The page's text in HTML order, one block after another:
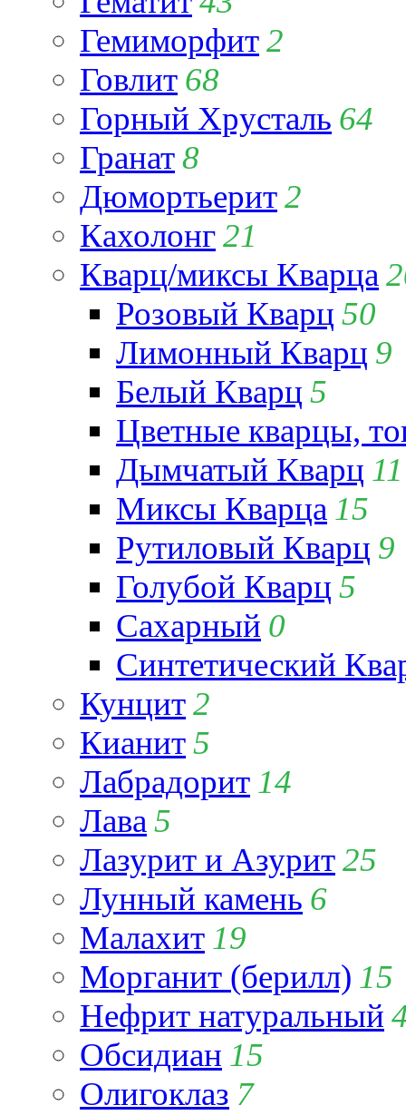
Гемиморфит2
Говлит 68
Горный Хрусталь 64
Гранат8
Дюмортьерит2
Кахолонг21
Кварц/миксы Кварца
Розовый Кварц 50
Лимонный Кварц 9
Белый Кварц 5
Цветные кварцы,
Дымчатый Кварц 11
Миксы Кварца 15
Рутиловый Кварц 9
Голубой Кварц 5
Сахарный 0
Синтетический
Кунцит2
Кианит5
Лабрадорит 14
Лава 5
Лазурит и Азурит25
Лунный камень 6
Малахит 19
Морганит (берилл) 15
Нефрит натуральный
Обсидиан 15
Олигоклаз 7